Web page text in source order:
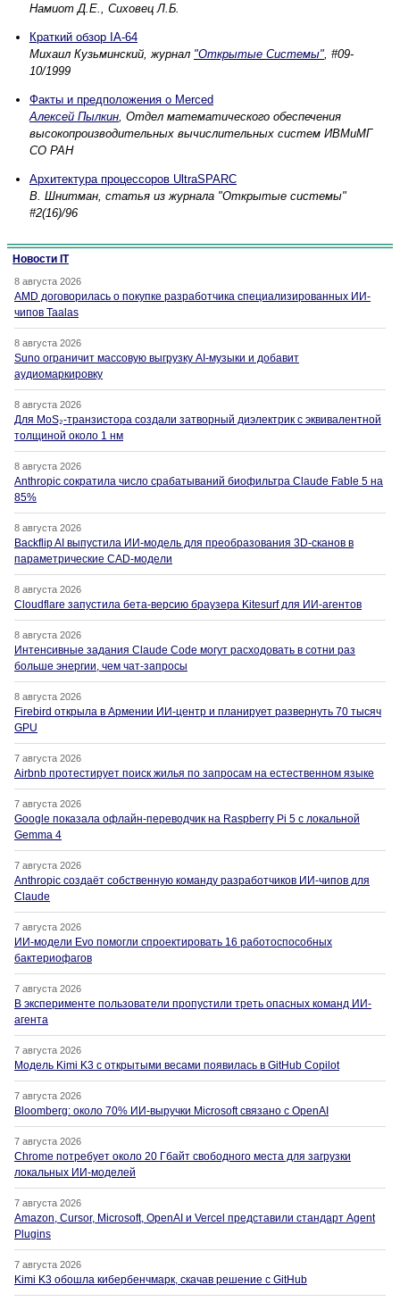
Намиот Д.Е., Сиховец Л.Б.
Краткий обзор IA-64
Михаил Кузьминский, журнал "Открытые Системы", #09-
10/1999
Факты и предположения о Merced
Алексей Пылкин, Отдел математического обеспечения
высокопроизводительных вычислительных систем ИВМиМГ
СО РАН
Архитектура процессоров UltraSPARC
В. Шнитман, статья из журнала "Открытые системы"
#2(16)/96
Новости IT
8 августа 2026
AMD договорилась о покупке разработчика специализированных ИИ-
чипов Taalas
8 августа 2026
Suno ограничит массовую выгрузку AI-музыки и добавит
аудиомаркировку
8 августа 2026
Для MoS₂-транзистора создали затворный диэлектрик с эквивалентной
толщиной около 1 нм
8 августа 2026
Anthropic сократила число срабатываний биофильтра Claude Fable 5 на
85%
8 августа 2026
Backflip AI выпустила ИИ-модель для преобразования 3D-сканов в
параметрические CAD-модели
8 августа 2026
Cloudflare запустила бета-версию браузера Kitesurf для ИИ-агентов
8 августа 2026
Интенсивные задания Claude Code могут расходовать в сотни раз
больше энергии, чем чат-запросы
8 августа 2026
Firebird открыла в Армении ИИ-центр и планирует развернуть 70 тысяч
GPU
7 августа 2026
Airbnb протестирует поиск жилья по запросам на естественном языке
7 августа 2026
Google показала офлайн-переводчик на Raspberry Pi 5 с локальной
Gemma 4
7 августа 2026
Anthropic создаёт собственную команду разработчиков ИИ-чипов для
Claude
7 августа 2026
ИИ-модели Evo помогли спроектировать 16 работоспособных
бактериофагов
7 августа 2026
В эксперименте пользователи пропустили треть опасных команд ИИ-
агента
7 августа 2026
Модель Kimi K3 с открытыми весами появилась в GitHub Copilot
7 августа 2026
Bloomberg: около 70% ИИ-выручки Microsoft связано с OpenAI
7 августа 2026
Chrome потребует около 20 Гбайт свободного места для загрузки
локальных ИИ-моделей
7 августа 2026
Amazon, Cursor, Microsoft, OpenAI и Vercel представили стандарт Agent
Plugins
7 августа 2026
Kimi K3 обошла кибербенчмарк, скачав решение с GitHub